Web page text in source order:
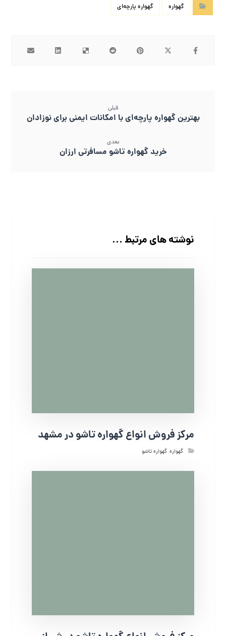
گهواره گهواره پارچه‌ای
قبلی
بهترین گهواره پارچه‌ای با امکانات ایمنی برای نوزادان
بعدی
خرید گهواره تاشو مسافرتی ارزان
نوشته های مرتبط ...
مرکز فروش انواع گهواره تاشو در مشهد
گهواره,گهواره تاشو